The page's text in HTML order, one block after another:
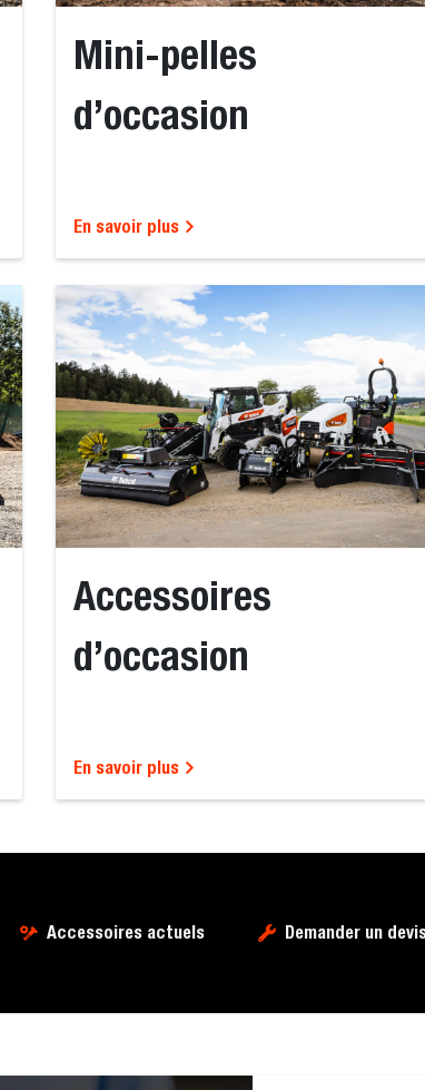
Mini-pelles
d’occasion
En savoir plus
Accessoires
d’occasion
En savoir plus
Accessoires actuels Demander un